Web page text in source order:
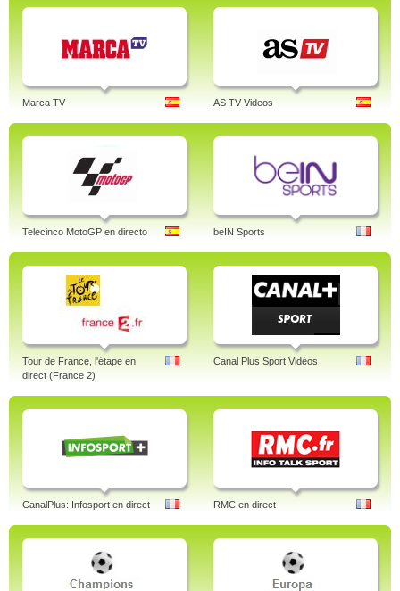
Marca TV AS TV Videos
Telecinco MotoGP en directo beIN Sports
Tour de France, l'étape en
direct (France 2)
Canal Plus Sport Vidéos
CanalPlus: Infosport en direct RMC en direct